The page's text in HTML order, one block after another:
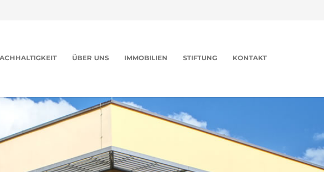
ÜBER UNS IMMOBILIEN STIFTUNG KONTAKT